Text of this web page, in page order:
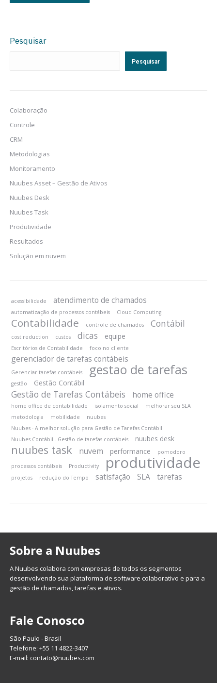
Pesquisar
Pesquisar
Colaboração
Controle
CRM
Metodologias
Monitoramento
Nuubes Asset – Gestão de Ativos
Nuubes Desk
Nuubes Task
Produtividade
Resultados
Solução em nuvem
acessibilidade atendimento de chamados
automatização de processos contábeis Cloud Computing
Contabilidade controle de chamados Contábil
cost reduction custos dicas equipe
Escritórios de Contabilidade foco no cliente
gerenciador de tarefas contábeis
Gerenciar tarefas contábeis gestao de tarefas
gestão Gestão Contábil
Gestão de Tarefas Contábeis home office
home office de contabilidade isolamento social
melhorar seu SLA
metodologia
mobilidade
nuubes
Nuubes - A melhor solução para Gestão de Tarefas Contábil
Nuubes Contábil - Gestão de tarefas contábeis
nuubes desk
nuubes task nuvem performance pomodoro
processos contábeis Productivity produtividade
projetos redução do Tempo satisfação SLA tarefas
Sobre a Nuubes
A Nuubes colabora com empresas de todos os segmentos
desenvolvendo sua plataforma de software colaborativo e para a
gestão de chamados, tarefas e ativos.
Fale Conosco
São Paulo - Brasil
Telefone: +55 11 4822-3407
E-mail: contato@nuubes.com